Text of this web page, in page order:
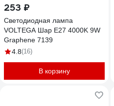
253 ₽
Светодиодная лампа
VOLTEGA Шар E27 4000K 9W
Graphene 7139
4.8(16)
В корзину